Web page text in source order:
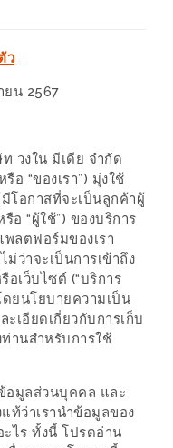
ว
ยน 2567
วงใน มีเดีย จำกัด
รือ “ของเรา”) มุ่งใช้
โอกาสที่จะเป็นลูกค้าผู้
อ “ผู้ใช้”) ของบริการ
พลตฟอร์มของเรา
ม่ว่าจะเป็นการเข้าถึง
เว็บไซต์ (“บริการ
ดยนโยบายความเป็น
เอียดเกี่ยวกับการเก็บ
านสำหรับการใช้
อมูลส่วนบุคคล และ
ท้ว่าเรานำข้อมูลของ
ะไร ทั้งนี้ โปรดอ่าน